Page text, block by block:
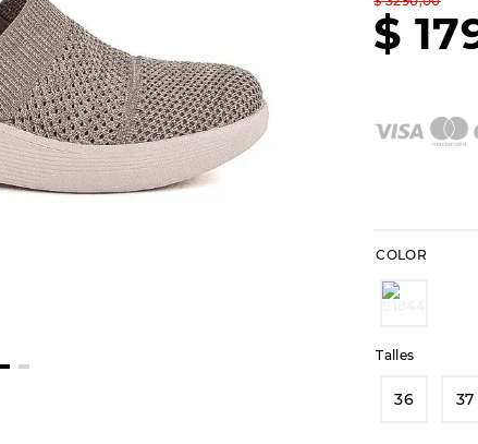
$
COLOR
Talles
36 37